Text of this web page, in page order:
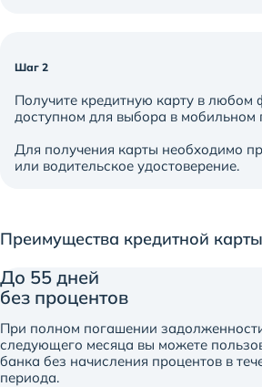
Шаг 2
Получите кредитную карту в любом
доступном для выбора в мобильном
Для получения карты необходимо
или водительское удостоверение.
Преимущества кредитной карты
До 55 дней
без процентов
При полном погашении
следующего месяца вы можете
банка без начисления процентов в
периода.